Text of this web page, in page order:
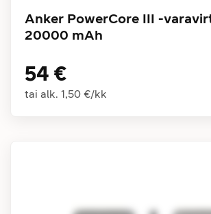
Anker PowerCore III -
20000 mAh
54 €
tai alk. 1,50 €/kk